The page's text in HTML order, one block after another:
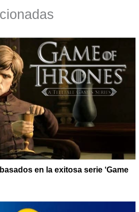
en la exitosa serie ‘Game